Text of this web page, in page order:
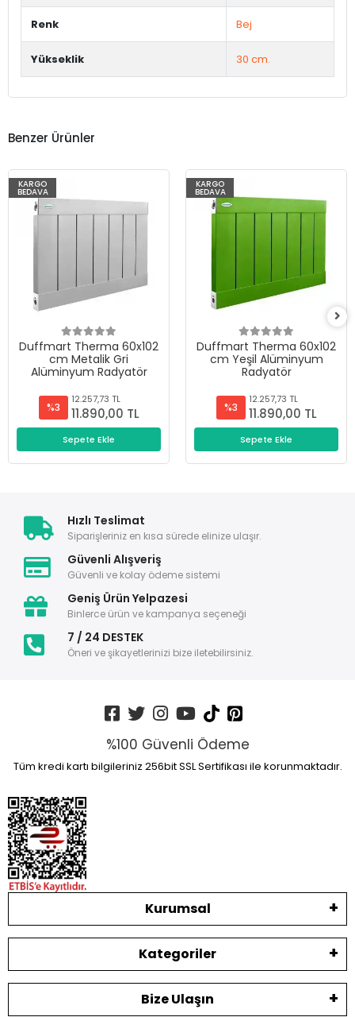
Renk Bej
Yükseklik 30 cm.
Benzer Ürünler
KARGO
BEDAVA
Duffmart Therma 60x102
cm Metalik Gri
Alüminyum Radyatör
%3
12.257,73 TL
11.890,00 TL
Sepete Ekle
KARGO
BEDAVA
Duffmart Therma 60x102
cm Yeşil Alüminyum
Radyatör
%3
12.257,73 TL
11.890,00 TL
Sepete Ekle
Hızlı Teslimat
Siparişleriniz en kısa sürede elinize ulaşır.
Güvenli Alışveriş
Güvenli ve kolay ödeme sistemi
Geniş Ürün Yelpazesi
Binlerce ürün ve kampanya seçeneği
7 / 24 DESTEK
Öneri ve şikayetlerinizi bize iletebilirsiniz.
%100 Güvenli Ödeme
Tüm kredi kartı bilgileriniz 256bit SSL Sertifikası ile korunmaktadır.
Kurumsal
Kategoriler
Bize Ulaşın